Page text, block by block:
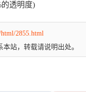
透明度)
2855.html
站，转载请说明出处。